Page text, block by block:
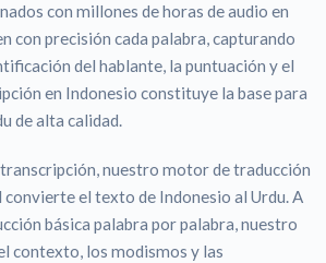
con millones de horas de audio en
con precisión cada palabra, capturando
del hablante, la puntuación y el
en Indonesio constituye la base para
de alta calidad.
nuestro motor de traducción
el texto de Indonesio al Urdu. A
básica palabra por palabra, nuestro
contexto, los modismos y las